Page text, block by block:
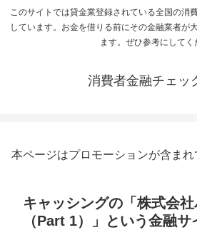
このサイトでは貸金業登録されている全国の消
しています。お金を借りる前にその金融業者が
ます。ぜひ参考にしてく
消費者金融チェッ
本ページはプロモーションが含まれ
キャッシングの「株式会
（Part 1）」という金融